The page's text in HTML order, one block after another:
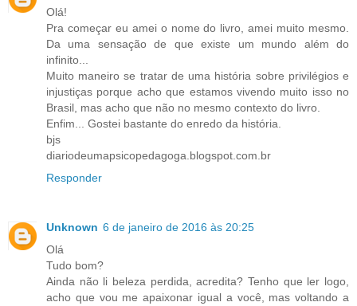
Olá!
Pra começar eu amei o nome do livro, amei muito mesmo.
Da uma sensação de que existe um mundo além do
infinito...
Muito maneiro se tratar de uma história sobre privilégios e
injustiças porque acho que estamos vivendo muito isso no
Brasil, mas acho que não no mesmo contexto do livro.
Enfim... Gostei bastante do enredo da história.
bjs
diariodeumapsicopedagoga.blogspot.com.br
Responder
Unknown 6 de janeiro de 2016 às 20:25
Olá
Tudo bom?
Ainda não li beleza perdida, acredita? Tenho que ler logo,
acho que vou me apaixonar igual a você, mas voltando a